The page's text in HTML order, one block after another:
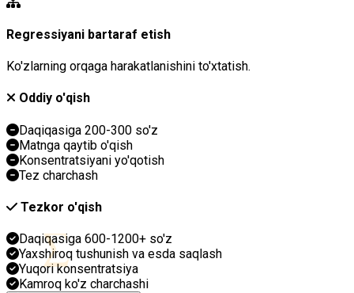
∑
Regressiyani bartaraf etish
Ko'zlarning orqaga harakatlanishini to'xtatish.
Oddiy o'qish
Daqiqasiga 200-300 so'z
Matnga qaytib o'qish
Konsentratsiyani yo'qotish
Tez charchash
Tezkor o'qish
Daqiqasiga 600-1200+ so'z
Yaxshiroq tushunish va esda saqlash
Yuqori konsentratsiya
Kamroq ko'z charchashi